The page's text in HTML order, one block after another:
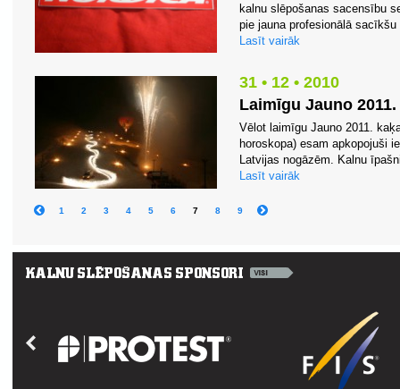
kalnu slēpošanas sacensību
pie jauna profesionālā
Lasīt vairāk
31 • 12 • 2010
Laimīgu Jauno
Vēlot laimīgu Jauno 2011.
horoskopa) esam apkopojuši
Latvijas nogāzēm. Kalnu
Lasīt vairāk
1 2 3 4 5 6 7 8 9